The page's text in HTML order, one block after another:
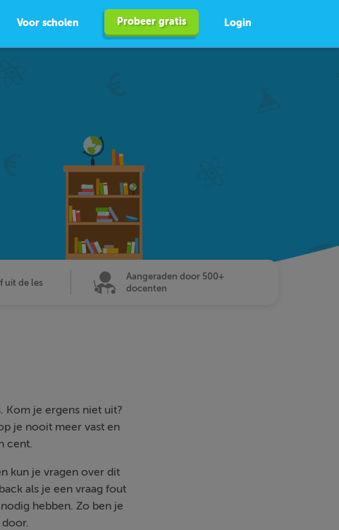
Voor scholen Probeer gratis Login
uit de les
Aangeraden door 500+
docenten
Kom je ergens niet uit?
je nooit meer vast en
cent.
kun je vragen over dit
als je een vraag fout
hebben. Zo ben je